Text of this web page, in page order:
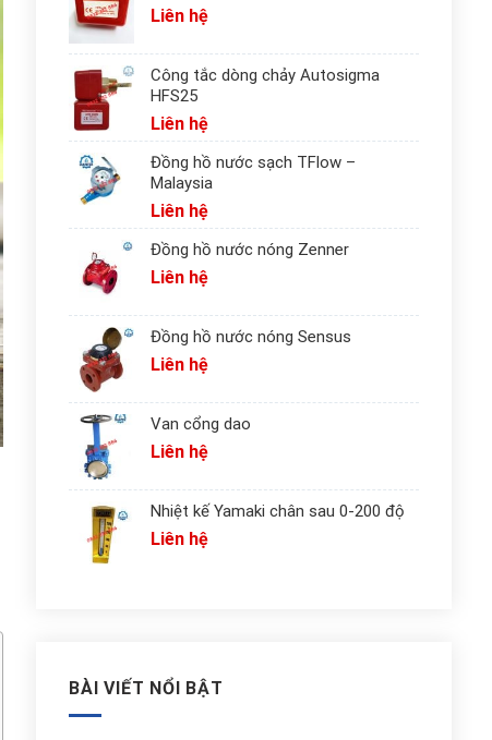
Liên hệ
Công tắc dòng chảy Autosigma
HFS25
Liên hệ
Đồng hồ nước sạch TFlow –
Malaysia
Liên hệ
Đồng hồ nước nóng Zenner
Liên hệ
Đồng hồ nước nóng Sensus
Liên hệ
Van cổng dao
Liên hệ
Nhiệt kế Yamaki chân sau 0-200 độ
Liên hệ
BÀI VIẾT NỔI BẬT